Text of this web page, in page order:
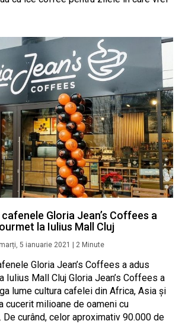
Gloria Jean’s Coffees a
la Iulius Mall Cluj
marți, 5 ianuarie 2021 2 Minute
Gloria Jean’s Coffees a adus
Iulius Mall Cluj Gloria Jean’s Coffees a
lume cultura cafelei din Africa, Asia și
cucerit milioane de oameni cu
curând, celor aproximativ 90.000 de